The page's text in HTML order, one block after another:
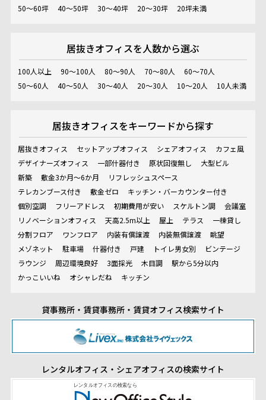
50～60坪
40～50坪 30～40坪 20～30坪 20坪未満
居抜きオフィスを人数から選ぶ
100人以上 90～100人 80～90人 70～80人
60～70人
50～60人
40～50人 30～40人 20～30人 10～20人 10人未満
居抜きオフィスをキーワードから探す
居抜きオフィス セットアップオフィス シェアオフィス
カフェ風
デザイナーズオフィス
一部什器付き 原状回復無し
大型ビル
新築
敷金3か月～6か月
リフレッシュスペース
テレカンブース付き
敷金ゼロ
キッチン・バーカウンター付き
個別空調
フリーアドレス 初期費用が安い スケルトン調
会議室
リノベーションオフィス
天高2.5m以上 屋上 テラス
一棟貸し
分割フロア
ワンフロア 内装有償譲渡 内装無償譲渡
眺望
メゾネット
駐車場 什器付き 戸建 トイレ男女別
ビンテージ
ラウンジ
周辺環境良好 3面採光 木目調
駅から5分以内
かっこいいね
オシャレだね キッチン
貸事務所・賃貸事務所・賃貸オフィス検索サイト
レンタルオフィス・シェアオフィスの検索サイト